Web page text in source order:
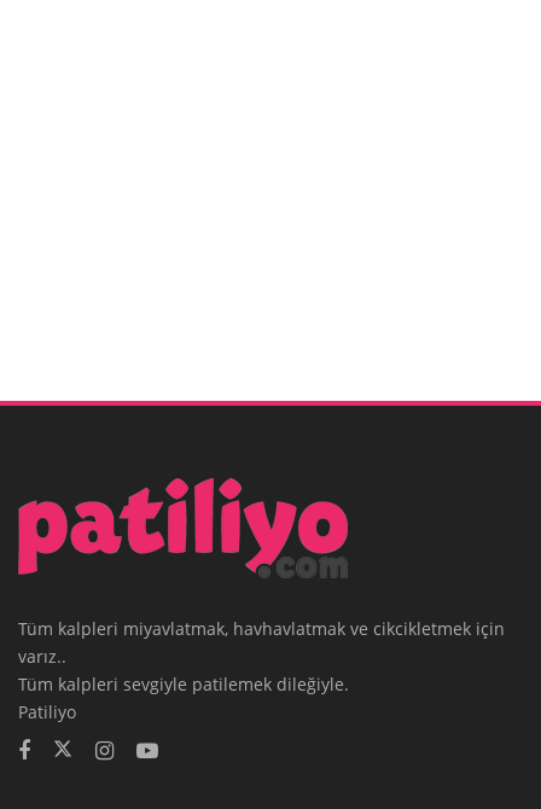
Tüm kalpleri miyavlatmak, havhavlatmak ve cikcikletmek için
varız..
Tüm kalpleri sevgiyle patilemek dileğiyle.
Patiliyo